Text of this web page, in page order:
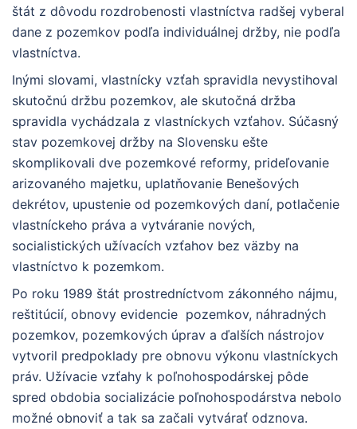
štát z dôvodu rozdrobenosti vlastníctva radšej vyberal
dane z pozemkov podľa individuálnej držby, nie podľa
vlastníctva.
Inými slovami, vlastnícky vzťah spravidla nevystihoval
skutočnú držbu pozemkov, ale skutočná držba
spravidla vychádzala z vlastníckych vzťahov. Súčasný
stav pozemkovej držby na Slovensku ešte
skomplikovali dve pozemkové reformy, prideľovanie
arizovaného majetku, uplatňovanie Benešových
dekrétov, upustenie od pozemkových daní, potlačenie
vlastníckeho práva a vytváranie nových,
socialistických užívacích vzťahov bez väzby na
vlastníctvo k pozemkom.
Po roku 1989 štát prostredníctvom zákonného nájmu,
reštitúcií, obnovy evidencie pozemkov, náhradných
pozemkov, pozemkových úprav a ďalších nástrojov
vytvoril predpoklady pre obnovu výkonu vlastníckych
práv. Užívacie vzťahy k poľnohospodárskej pôde
spred obdobia socializácie poľnohospodárstva nebolo
možné obnoviť a tak sa začali vytvárať odznova.